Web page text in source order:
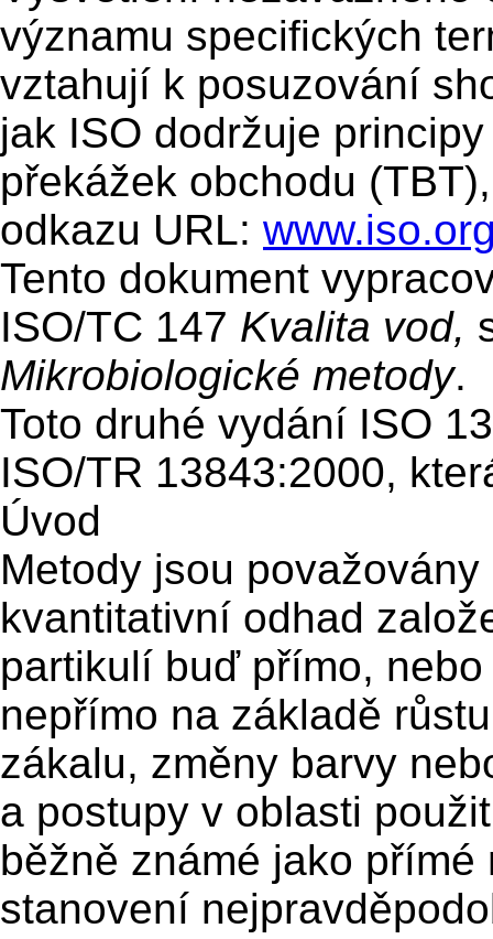
významu specifických
vztahují k posuzování
jak ISO dodržuje
překážek obchodu
odkazu URL:
Tento dokument
ISO/TC 147 Kvalita vod,
Mikrobiologické metody.
Toto druhé vydání ISO
ISO/TR 13843:2000,
Úvod
Metody jsou
kvantitativní odhad
partikulí buď přímo,
nepřímo na základě
zákalu, změny barvy
a postupy v oblasti
běžně známé jako
stanovení